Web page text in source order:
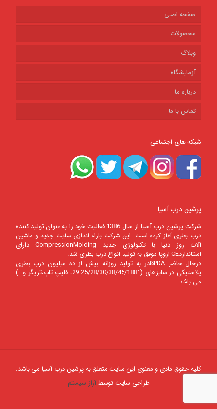
صفحه اصلی
محصولات
وبلاگ
آزمایشگاه
درباره ما
تماس با ما
شبکه های اجتماعی
پرشین درب آسیا
شرکت پرشين درب آسيا از سال 1386 فعالیت خود را به عنوان تولید کننده
درب بطری آغاز کرده است .این شرکت باراه اندازی سایت جدید و ماشین
آلات روز دنیا با تکنولوژی جدید CompressionMolding دارای
استانداردCE اروپا موفق به تولید انواع درب بطری شد.
درحال حاضر PDAقادر به تولید روزانه بیش از ده میلیون درب بطری
پلاستیکی در سایزهای (29.25/28/30/38/45/1881، فلیپ تاپ،تریگر و…)
می باشد.
کلیه حقوق مادی و معنوی این سایت متعلق به پرشین درب آسیا می باشد.
طراحی سایت توسطآراز سیستم